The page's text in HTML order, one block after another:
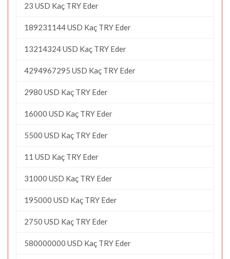
23 USD Kaç TRY Eder
189231144 USD Kaç TRY Eder
13214324 USD Kaç TRY Eder
4294967295 USD Kaç TRY Eder
2980 USD Kaç TRY Eder
16000 USD Kaç TRY Eder
5500 USD Kaç TRY Eder
11 USD Kaç TRY Eder
31000 USD Kaç TRY Eder
195000 USD Kaç TRY Eder
2750 USD Kaç TRY Eder
580000000 USD Kaç TRY Eder